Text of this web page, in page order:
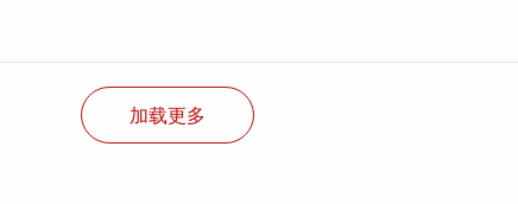
加载更多